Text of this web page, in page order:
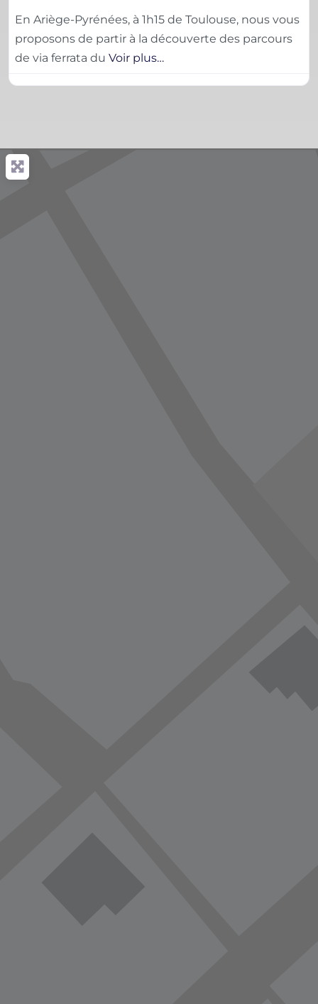
En Ariège-Pyrénées, à 1h15 de Toulouse, nous vous
proposons de partir à la découverte des parcours
de via ferrata du Voir plus…